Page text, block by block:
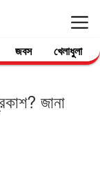
জবস খেলাধুলা
জানা